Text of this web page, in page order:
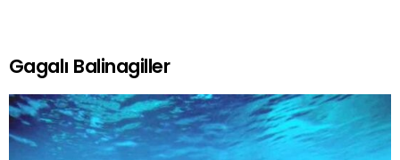
Gagalı Balinagiller